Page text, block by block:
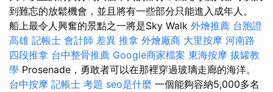
到難忘的放鬆機會，並且將有一些部分只能進入成年人。
船上最令人興奮的景點之一將是Sky Walk 外燴推薦 台胞證
高雄 記帳士 會計師 差異 推拿 外燴廠商 大里按摩 河南路
四段推拿 台中整骨推薦 Google商家檔案 東海按摩 拔罐教
學 Prosenade，勇敢者可以在那裡穿過玻璃走廊的海洋。
台中按摩 記帳士 考題 seo是什麼 一個能夠容納5,000多名